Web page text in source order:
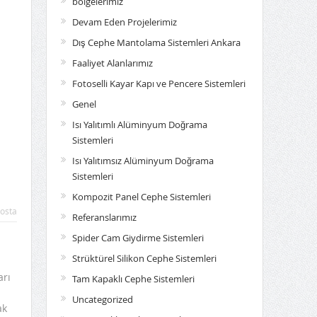
Devam Eden Projelerimiz
Dış Cephe Mantolama Sistemleri Ankara
Faaliyet Alanlarımız
Fotoselli Kayar Kapı ve Pencere Sistemleri
Genel
Isı Yalıtımlı Alüminyum Doğrama
Sistemleri
Isı Yalıtımsız Alüminyum Doğrama
Sistemleri
Kompozit Panel Cephe Sistemleri
Referanslarımız
Spider Cam Giydirme Sistemleri
Strüktürel Silikon Cephe Sistemleri
Tam Kapaklı Cephe Sistemleri
Uncategorized